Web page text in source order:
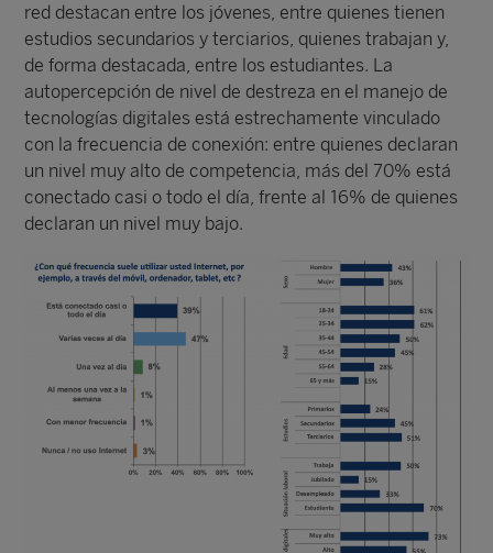
red destacan entre los jóvenes, entre quienes tienen
estudios secundarios y terciarios, quienes trabajan y,
de forma destacada, entre los estudiantes. La
autopercepción de nivel de destreza en el manejo de
tecnologías digitales está estrechamente vinculado
con la frecuencia de conexión: entre quienes declaran
un nivel muy alto de competencia, más del 70% está
conectado casi o todo el día, frente al 16% de quienes
declaran un nivel muy bajo.